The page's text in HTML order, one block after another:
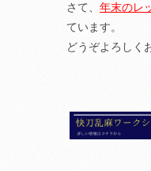
さて、 年末のレ
ています。
どうぞよろしく